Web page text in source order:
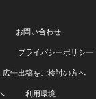
お問い合わせ
プライバシーポリシー
広告出稿をご検討の方へ
利用環境